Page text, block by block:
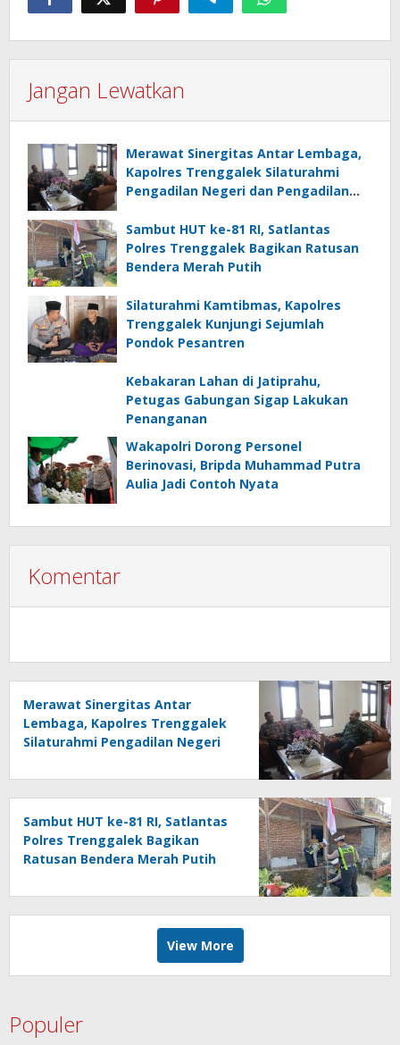
Jangan Lewatkan
Merawat Sinergitas Antar Lembaga,
Kapolres Trenggalek Silaturahmi
Pengadilan Negeri dan Pengadilan
Sambut HUT ke-81 RI, Satlantas
Polres Trenggalek Bagikan Ratusan
Bendera Merah Putih
Silaturahmi Kamtibmas, Kapolres
Trenggalek Kunjungi Sejumlah
Pondok Pesantren
Kebakaran Lahan di Jatiprahu,
Petugas Gabungan Sigap Lakukan
Penanganan
Wakapolri Dorong Personel
Berinovasi, Bripda Muhammad Putra
Aulia Jadi Contoh Nyata
Komentar
Merawat Sinergitas Antar
Lembaga, Kapolres Trenggalek
Silaturahmi Pengadilan Negeri
Sambut HUT ke-81 RI, Satlantas
Polres Trenggalek Bagikan
Ratusan Bendera Merah Putih
View More
Populer